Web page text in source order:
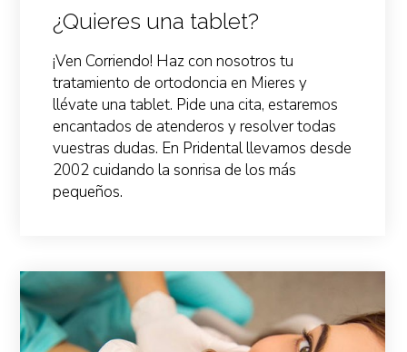
¿Quieres una tablet?
¡Ven Corriendo! Haz con nosotros tu
tratamiento de ortodoncia en Mieres y
llévate una tablet. Pide una cita, estaremos
encantados de atenderos y resolver todas
vuestras dudas. En Pridental llevamos desde
2002 cuidando la sonrisa de los más
pequeños.